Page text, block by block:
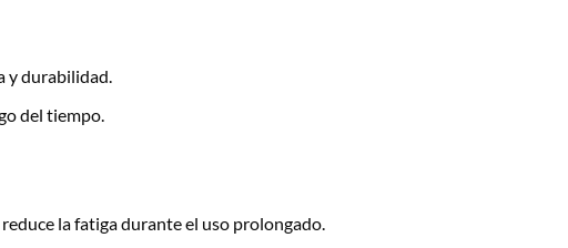
y durabilidad.
del tiempo.
la fatiga durante el uso prolongado.